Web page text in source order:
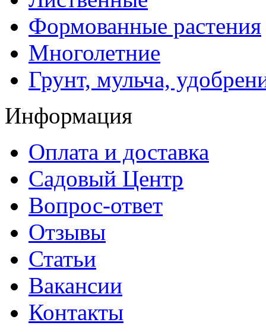
Формованные растения
Многолетние
Грунт, мульча,
Информация
Оплата и доставка
Садовый Центр
Вопрос-ответ
Отзывы
Статьи
Вакансии
Контакты